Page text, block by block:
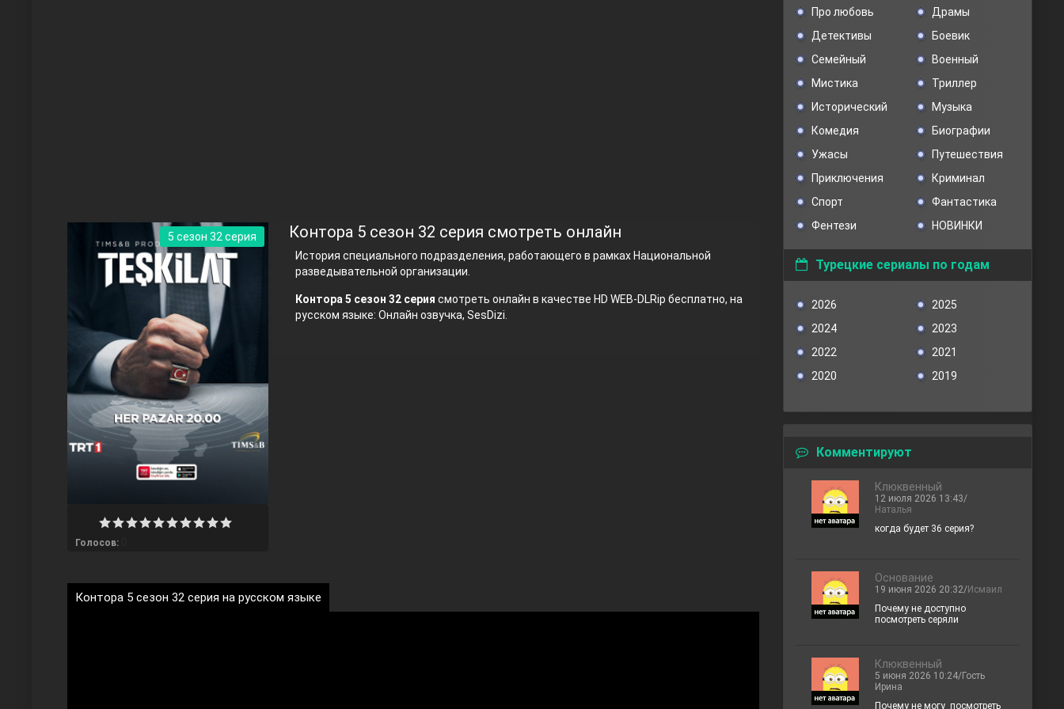
Правосyдие
Контора 5 сезон 32 серия смотреть онлайн
История специального подразделения, работающего в рамках Национальной
разведывательной организации.
Контора 5 сезон 32 серия смотреть онлайн в качестве HD WEB-DLRip бесплатно, на
русском языке: Онлайн озвучка, SesDizi.
Голосов:
5 сезон 32 серия
Контора 5 сезон 32 серия на русском языке
Про любовь
Драмы
Детективы
Боевик
Семейный
Военный
Мистика
Триллер
Исторический
Музыка
Комедия
Биографии
Ужасы
Путешествия
Приключения
Криминал
Спорт
Фантастика
Фентези
НОВИНКИ
Турецкие сериалы по годам
2026
2025
2024
2023
2022
2021
2020
2019
Комментируют
Клюквенный
12 июля 2026 13:43/
Наталья
когда будет 36 серия?
Основание
19 июня 2026 20:32/Исмаил
Почему не доступно
посмотреть серяли
Клюквенный
5 июня 2026 10:24/Гость
Ирина
Почему не могу посмотреть